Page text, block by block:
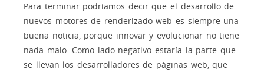
Para terminar podríamos decir que el desarrollo de
nuevos motores de renderizado web es siempre una
buena noticia, porque innovar y evolucionar no tiene
nada malo. Como lado negativo estaría la parte que
se llevan los desarrolladores de páginas web, que